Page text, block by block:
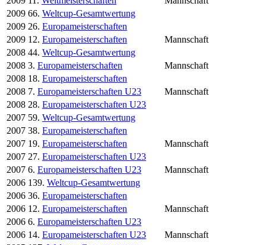
2009 66. Weltcup-Gesamtwertung
2009 26. Europameisterschaften
2009 12. Europameisterschaften
Mannschaft
2008 44. Weltcup-Gesamtwertung
2008 3. Europameisterschaften
Mannschaft
2008 18. Europameisterschaften
2008 7. Europameisterschaften U23
Mannschaft
2008 28. Europameisterschaften U23
2007 59. Weltcup-Gesamtwertung
2007 38. Europameisterschaften
2007 19. Europameisterschaften
Mannschaft
2007 27. Europameisterschaften U23
2007 6. Europameisterschaften U23
Mannschaft
2006 139. Weltcup-Gesamtwertung
2006 36. Europameisterschaften
2006 12. Europameisterschaften
Mannschaft
2006 6. Europameisterschaften U23
2006 14. Europameisterschaften U23
Mannschaft